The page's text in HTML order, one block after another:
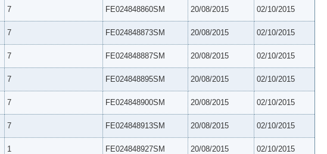
7 FE024848860SM 20/08/2015 02/10/2015
7 FE024848873SM 20/08/2015 02/10/2015
7 FE024848887SM 20/08/2015 02/10/2015
7 FE024848895SM 20/08/2015 02/10/2015
7 FE024848900SM 20/08/2015 02/10/2015
7 FE024848913SM 20/08/2015 02/10/2015
1 FE024848927SM 20/08/2015 02/10/2015